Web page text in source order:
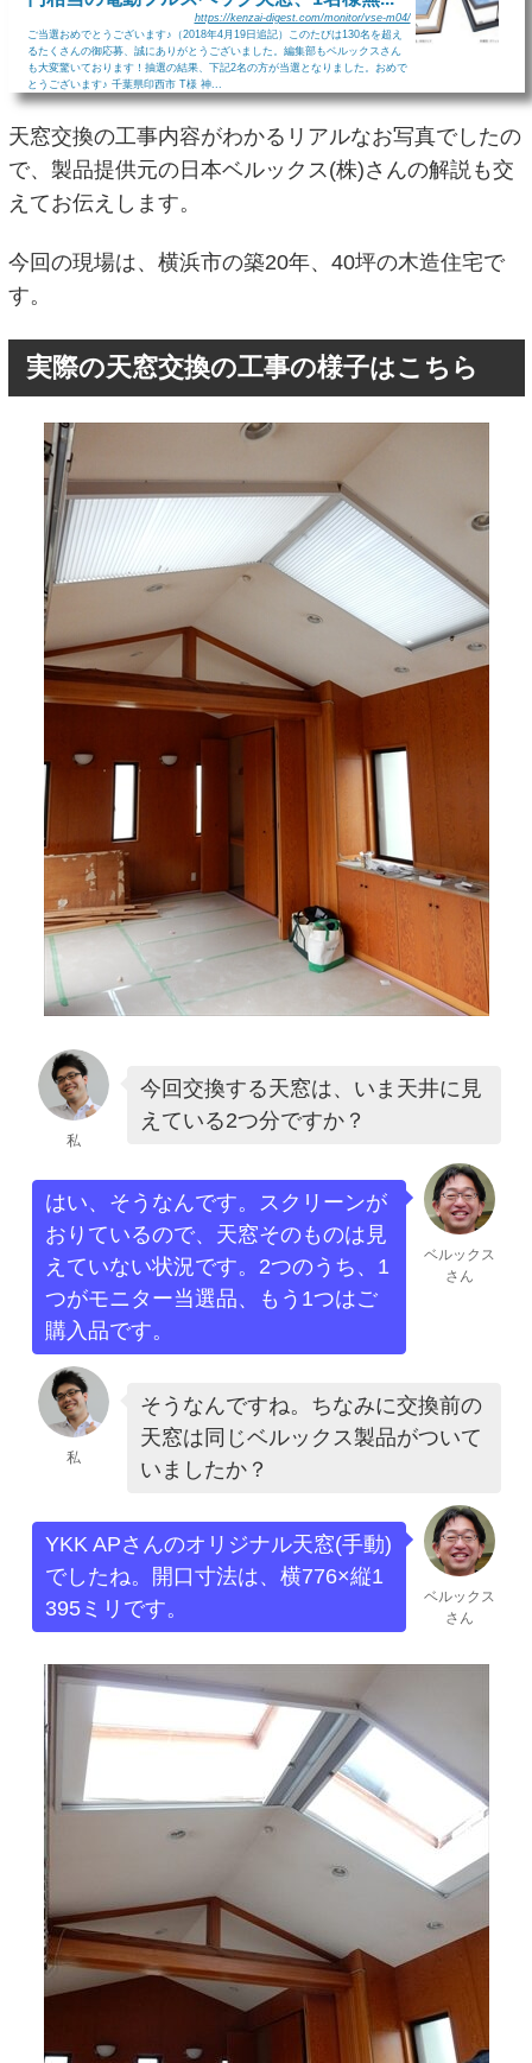
https://kenzai-digest.com/monitor/vse-m04/
ご当選おめでとうございます♪（2018年4月19日追記）このたびは130名を超え
るたくさんの御応募、誠にありがとうございました。編集部もベルックスさん
も大変驚いております！抽選の結果、下記2名の方が当選となりました。おめで
とうございます♪ 千葉県印西市 T様 神...
天窓交換の工事内容がわかるリアルなお写真でしたの
で、製品提供元の日本ベルックス(株)さんの解説も交
えてお伝えします。
今回の現場は、横浜市の築20年、40坪の木造住宅で
す。
実際の天窓交換の工事の様子はこちら
私
今回交換する天窓は、いま天井に見
えている2つ分ですか？
ベルックス
さん
はい、そうなんです。スクリーンが
おりているので、天窓そのものは見
えていない状況です。2つのうち、1
つがモニター当選品、もう1つはご
購入品です。
私
そうなんですね。ちなみに交換前の
天窓は同じベルックス製品がついて
いましたか？
ベルックス
さん
YKK APさんのオリジナル天窓(手動)
でしたね。開口寸法は、横776×縦1
395ミリです。